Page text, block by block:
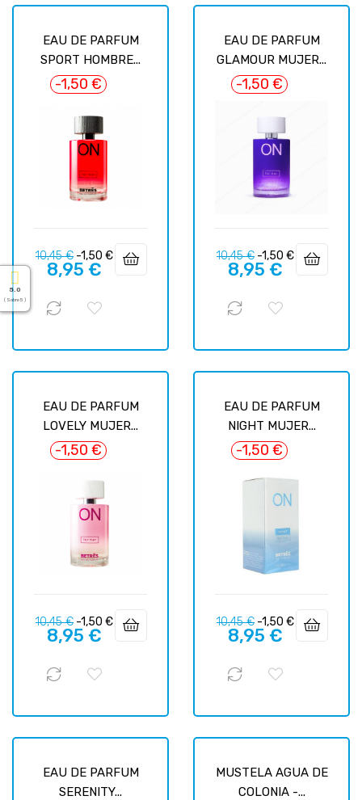
EAU DE PARFUM
SPORT HOMBRE...
-1,50 €
Precio
regular
10,45 € -1,50 €Precio
8,95 €
EAU DE PARFUM
GLAMOUR MUJER...
-1,50 €
Precio
regular
10,45 € -1,50 €Precio
8,95 €
EAU DE PARFUM
LOVELY MUJER...
-1,50 €
Precio
regular
10,45 € -1,50 €Precio
8,95 €
EAU DE PARFUM
NIGHT MUJER...
-1,50 €
Precio
regular
10,45 € -1,50 €Precio
8,95 €
EAU DE PARFUM
SERENITY...
MUSTELA AGUA DE
COLONIA -...
5.0
( Sobre 5 )